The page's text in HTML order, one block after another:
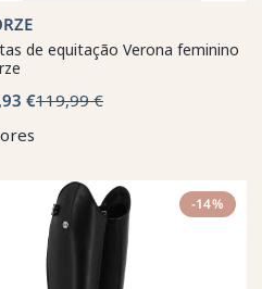
de equitação Verona feminino
€119,99 €
-14%